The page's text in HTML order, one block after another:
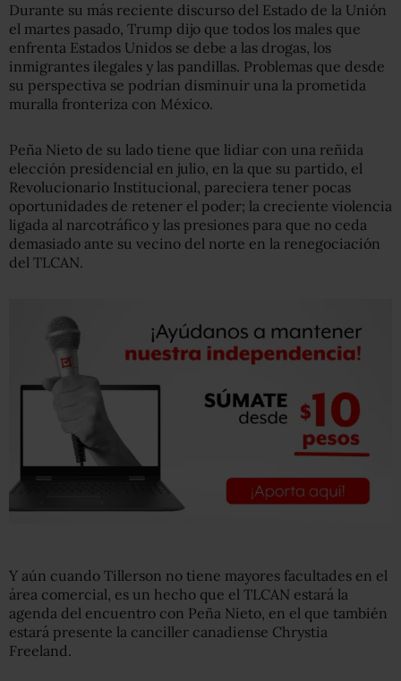
Durante su más reciente discurso del Estado de la Unión
el martes pasado, Trump dijo que todos los males que
enfrenta Estados Unidos se debe a las drogas, los
inmigrantes ilegales y las pandillas. Problemas que desde
su perspectiva se podrían disminuir una la prometida
muralla fronteriza con México.
Peña Nieto de su lado tiene que lidiar con una reñida
elección presidencial en julio, en la que su partido, el
Revolucionario Institucional, pareciera tener pocas
oportunidades de retener el poder; la creciente violencia
ligada al narcotráfico y las presiones para que no ceda
demasiado ante su vecino del norte en la renegociación
del TLCAN.
Y aún cuando Tillerson no tiene mayores facultades en el
área comercial, es un hecho que el TLCAN estará la
agenda del encuentro con Peña Nieto, en el que también
estará presente la canciller canadiense Chrystia
Freeland.